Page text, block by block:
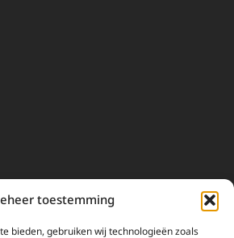
toestemming
bieden, gebruiken wij technologieën zoals